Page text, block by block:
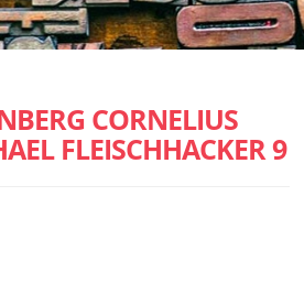
CORNELIUS
FLEISCHHACKER 9